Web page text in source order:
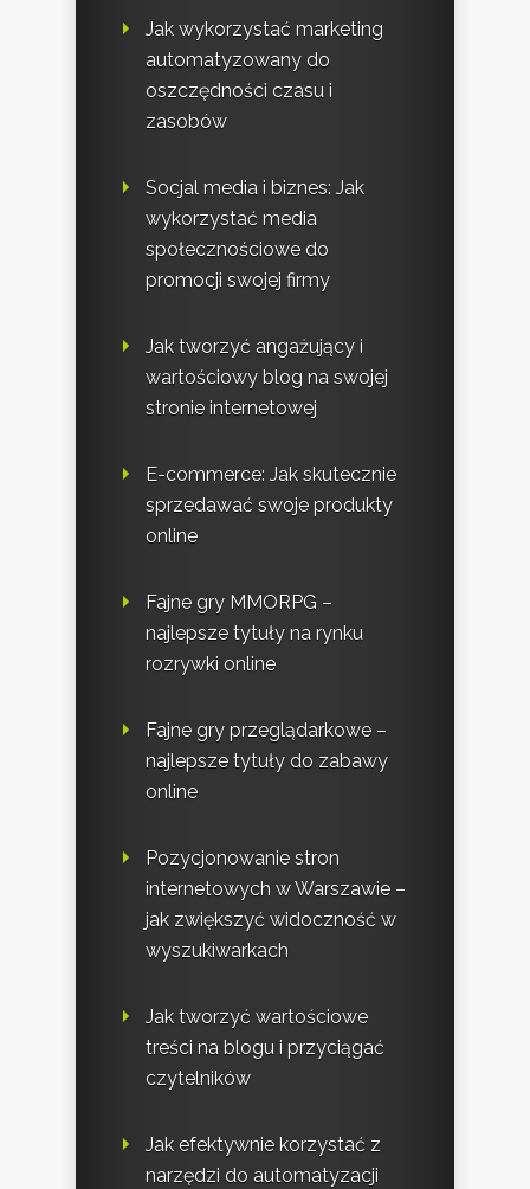
Jak wykorzystać marketing
automatyzowany do
oszczędności czasu i
zasobów
Socjal media i biznes: Jak
wykorzystać media
społecznościowe do
promocji swojej firmy
Jak tworzyć angażujący i
wartościowy blog na swojej
stronie internetowej
E-commerce: Jak skutecznie
sprzedawać swoje produkty
online
Fajne gry MMORPG –
najlepsze tytuły na rynku
rozrywki online
Fajne gry przeglądarkowe –
najlepsze tytuły do zabawy
online
Pozycjonowanie stron
internetowych w Warszawie –
jak zwiększyć widoczność w
wyszukiwarkach
Jak tworzyć wartościowe
treści na blogu i przyciągać
czytelników
Jak efektywnie korzystać z
narzędzi do automatyzacji